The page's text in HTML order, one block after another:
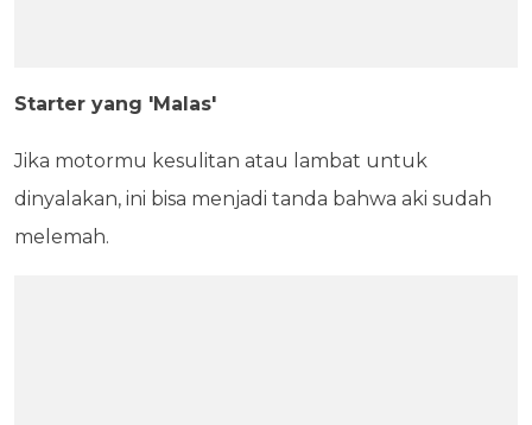
Starter yang 'Malas'
Jika motormu kesulitan atau lambat untuk
dinyalakan, ini bisa menjadi tanda bahwa aki sudah
melemah.